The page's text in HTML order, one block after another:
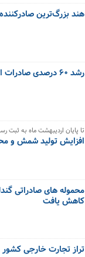
هند بزرگ‌ترین
رشد ۶۰ درصدی صادرات ایران به ترکیه
تا پایان اردیبهشت ماه به ثبت
افزایش تولید شمش و
کاهش یافت
تراز تجارت خارجی